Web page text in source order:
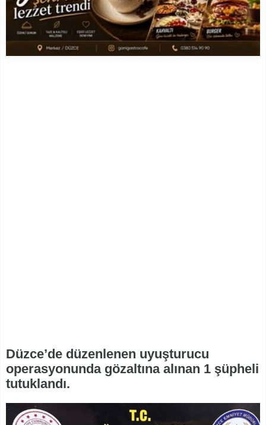
Düzce’de düzenlenen uyuşturucu
operasyonunda gözaltına alınan 1 şüpheli
tutuklandı.